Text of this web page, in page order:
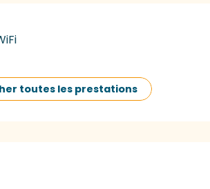
toutes les prestations
de